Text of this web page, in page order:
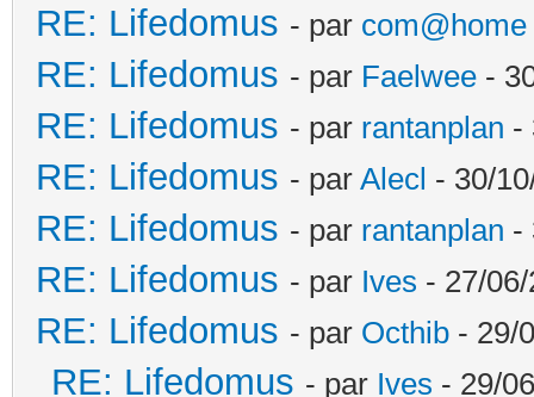
RE: Lifedomus - par com@home
RE: Lifedomus - par Faelwee -
RE: Lifedomus - par rantanplan -
RE: Lifedomus - par Alecl - 30/
RE: Lifedomus - par rantanplan -
RE: Lifedomus - par Ives - 27/
RE: Lifedomus - par Octhib - 29/
RE: Lifedomus - par Ives - 29/